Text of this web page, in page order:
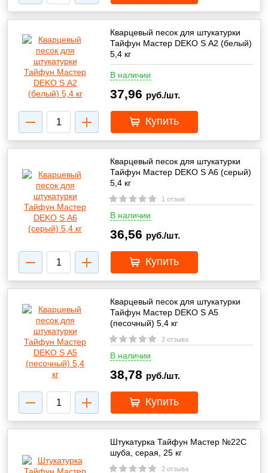
Кварцевый песок для штукатурки
Тайфун Мастер DEKO S А2 (белый)
5,4 кг
В наличии
37,96 руб./шт.
Купить
Кварцевый песок для штукатурки
Тайфун Мастер DEKO S А6 (серый)
5,4 кг
1 отзыв
В наличии
36,56 руб./шт.
Купить
Кварцевый песок для штукатурки
Тайфун Мастер DEKO S А5
(песочный) 5,4 кг
2 отзыва
В наличии
38,78 руб./шт.
Купить
Штукатурка Тайфун Мастер №22С
шуба, серая, 25 кг
2 отзыва